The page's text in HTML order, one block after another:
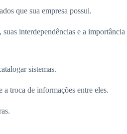
que sua empresa possui.
interdependências e a
sistemas.
troca de informações entre eles.